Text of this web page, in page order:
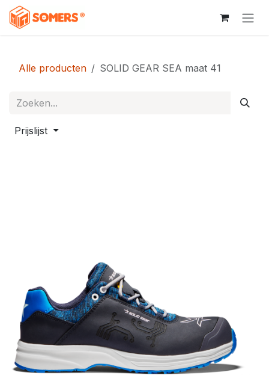
Overslaan naar inhoud
Alle producten SOLID GEAR SEA maat 41
Prijslijst